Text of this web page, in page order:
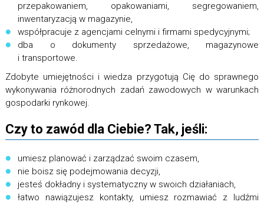
przepakowaniem, opakowaniami, segregowaniem,
inwentaryzacją w magazynie,
współpracuje z agencjami celnymi i firmami spedycyjnymi;
dba o dokumenty sprzedażowe, magazynowe
i transportowe.
Zdobyte umiejętności i wiedza przygotują Cię do sprawnego
wykonywania różnorodnych zadań zawodowych w warunkach
gospodarki rynkowej.
Czy to zawód dla Ciebie? Tak, jeśli:
umiesz planować i zarządzać swoim czasem,
nie boisz się podejmowania decyzji,
jesteś dokładny i systematyczny w swoich działaniach,
łatwo nawiązujesz kontakty, umiesz rozmawiać z ludźmi